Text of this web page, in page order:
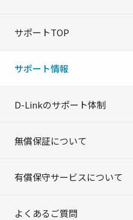
サポートTOP
サポート情報
D-Linkのサポート体制
無償保証について
有償保守サービスについて
よくあるご質問